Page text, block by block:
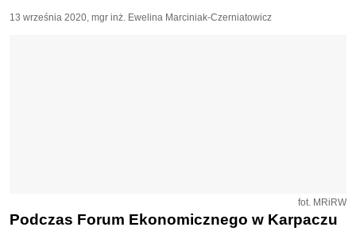
13 września 2020, mgr inż. Ewelina Marciniak-Czerniatowicz
fot. MRiRW
Podczas Forum Ekonomicznego w Karpaczu